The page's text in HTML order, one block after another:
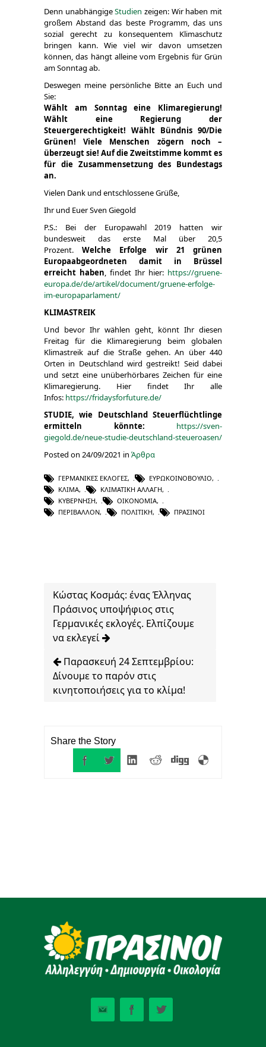
Denn unabhängigeStudien zeigen: Wir haben mit
großem Abstand das beste Programm, das uns
sozial gerecht zu konsequentem Klimaschutz
bringen kann. Wie viel wir davon umsetzen
können, das hängt alleine vom Ergebnis für Grün
am Sonntag ab.
Deswegen meine persönliche Bitte an Euch und
Sie:
Wählt am Sonntag eine Klimaregierung!
Wählt eine Regierung der
Steuergerechtigkeit! Wählt Bündnis 90/Die
Grünen! Viele Menschen zögern noch –
überzeugt sie! Auf die Zweitstimme kommt es
für die Zusammensetzung des Bundestags
an.
Vielen Dank und entschlossene Grüße,
Ihr und Euer Sven Giegold
P.S.: Bei der Europawahl 2019 hatten wir
bundesweit das erste Mal über 20,5
Prozent.Welche Erfolge wir 21 grünen
Europaabgeordneten damit in Brüssel
erreicht haben, findet Ihr hier: https://gruene-
europa.de/de/artikel/document/gruene-erfolge-
im-europaparlament/
KLIMASTREIK
Und bevor Ihr wählen geht, könnt Ihr diesen
Freitag für die Klimaregierung beim globalen
Klimastreik auf die Straße gehen. An über 440
Orten in Deutschland wird gestreikt! Seid dabei
und setzt eine unüberhörbares Zeichen für eine
Klimaregierung. Hier findet Ihr alle
Infos: https://fridaysforfuture.de/
STUDIE, wie Deutschland Steuerflüchtlinge
ermitteln könnte:
https://sven-
giegold.de/neue-studie-deutschland-steueroasen/
Posted on 24/09/2021 in Άρθρα
ΓΕΡΜΑΝΙΚΈΣ ΕΚΛΟΓΈΣ, ΕΥΡΩΚΟΙΝΟΒΟΎΛΙΟ,
ΚΛΊΜΑ, ΚΛΙΜΑΤΙΚΉ ΑΛΛΑΓΉ,
ΚΥΒΈΡΝΗΣΗ, ΟΙΚΟΝΟΜΊΑ,
ΠΕΡΙΒΆΛΛΟΝ, ΠΟΛΙΤΙΚΉ, ΠΡΆΣΙΝΟΙ
Κώστας Κοσμάς: ένας Έλληνας
Πράσινος υποψήφιος στις
Γερμανικές εκλογές. Ελπίζουμε
να εκλεγεί
Παρασκευή 24 Σεπτεμβρίου:
Δίνουμε το παρόν στις
κινητοποιήσεις για το κλίμα!
Share the Story